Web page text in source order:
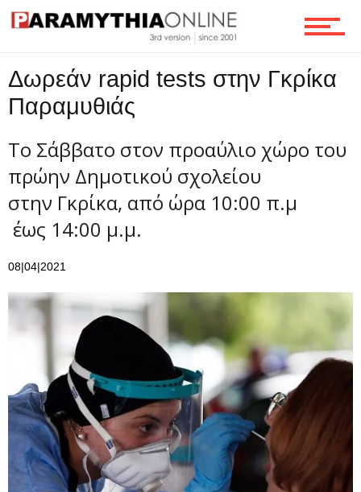
Ροή
Επικοινωνία
Δωρεάν rapid tests στην Γκρίκα
Παραμυθιάς
Το Σάββατο στον προαύλιο χώρο του
πρώην Δημοτικού σχολείου
στην Γκρίκα, από ώρα 10:00 π.μ
έως 14:00 μ.μ.
08|04|2021